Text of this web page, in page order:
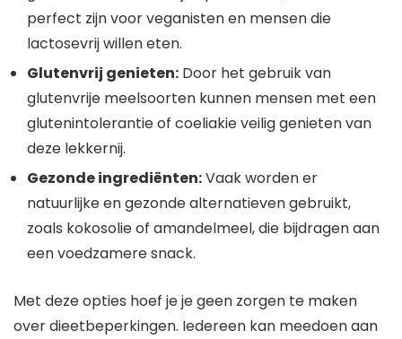
perfect zijn voor veganisten en mensen die
lactosevrij willen eten.
Glutenvrij genieten: Door het gebruik van
glutenvrije meelsoorten kunnen mensen met een
glutenintolerantie of coeliakie veilig genieten van
deze lekkernij.
Gezonde ingrediënten:Vaak worden er
natuurlijke en gezonde alternatieven gebruikt,
zoals kokosolie of amandelmeel, die bijdragen aan
een voedzamere snack.
Met deze opties hoef je je geen zorgen te maken
over dieetbeperkingen. Iedereen kan meedoen aan